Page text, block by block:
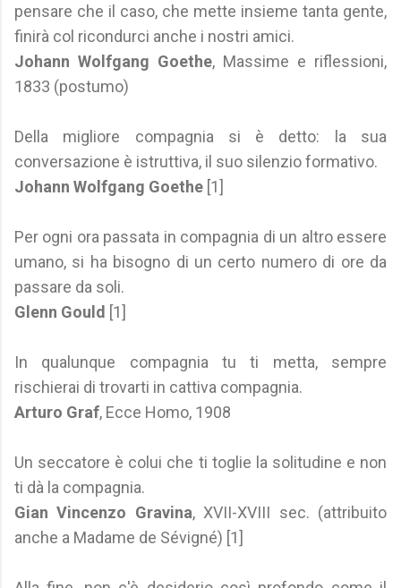
pensare che il caso, che mette insieme tanta gente,
finirà col ricondurci anche i nostri amici.
Johann Wolfgang Goethe, Massime e riflessioni,
1833 (postumo)
Della migliore compagnia si è detto: la sua
conversazione è istruttiva, il suo silenzio formativo.
Johann Wolfgang Goethe [1]
Per ogni ora passata in compagnia di un altro essere
umano, si ha bisogno di un certo numero di ore da
passare da soli.
Glenn Gould [1]
In qualunque compagnia tu ti metta, sempre
rischierai di trovarti in cattiva compagnia.
Arturo Graf, Ecce Homo, 1908
Un seccatore è colui che ti toglie la solitudine e non
ti dà la compagnia.
Gian Vincenzo Gravina, XVII-XVIII sec. (attribuito
anche a Madame de Sévigné) [1]